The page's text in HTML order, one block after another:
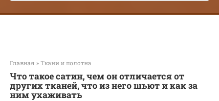
Главная » Ткани и полотна
Что такое сатин, чем он отличается от
других тканей, что из него шьют и как за
ним ухаживать